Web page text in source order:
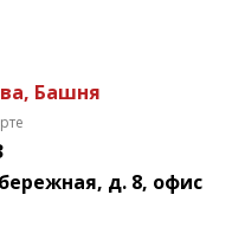
Башня
д. 8, офис